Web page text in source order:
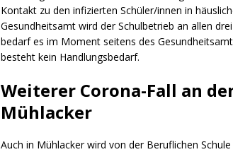
Kontakt zu den infizierten Schüler/innen in
Gesundheitsamt wird der Schulbetrieb an allen
bedarf es im Moment seitens des
besteht kein Handlungsbedarf.
Weiterer Corona-Fall an
Mühlacker
Auch in Mühlacker wird von der Beruflichen